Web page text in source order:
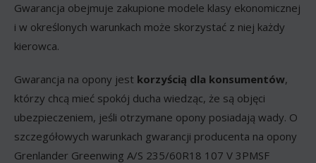
Gwarancja obejmuje zakupione modele klasy ekonomicznej
i w określonych warunkach może skorzystać z niej każdy
kierowca.
Gwarancja na opony jest korzyścią dla konsumentów,
którzy chcą mieć spokój ducha wiedząc, że są objęci
ubezpieczeniem, jeśli otrzymane opony posiadają wady. O
szczegółowych warunkach gwarancji producenta na opony
Grenlander Greenwing A/S 235/60R18 107 V 3PMSF